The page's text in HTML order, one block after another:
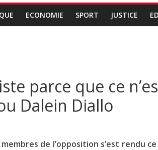
ECONOMIE SPORT JUSTICE
parce que ce
Dalein Diallo
de l’opposition s’est rendu